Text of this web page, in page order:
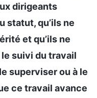
dirigeants
statut, qu’ils ne
et qu’ils ne
suivi du travail
superviser ou à le
ce travail avance